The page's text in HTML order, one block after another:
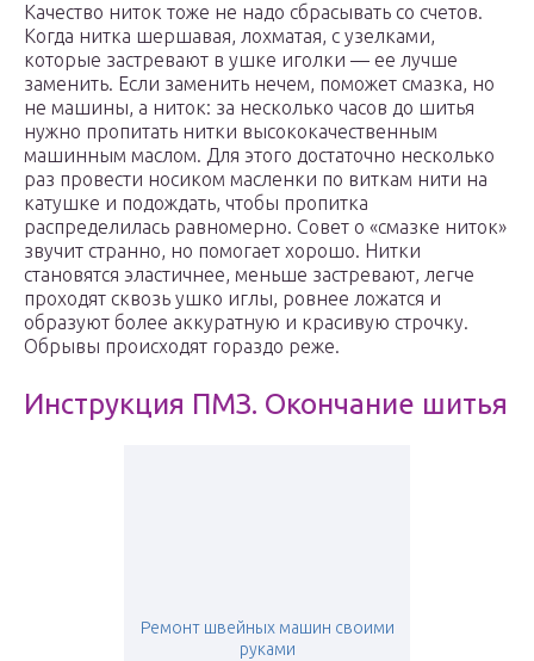
Качество ниток тоже не надо сбрасывать со счетов.
Когда нитка шершавая, лохматая, с узелками,
которые застревают в ушке иголки — ее лучше
заменить. Если заменить нечем, поможет смазка, но
не машины, а ниток: за несколько часов до шитья
нужно пропитать нитки высококачественным
машинным маслом. Для этого достаточно несколько
раз провести носиком масленки по виткам нити на
катушке и подождать, чтобы пропитка
распределилась равномерно. Совет о «смазке ниток»
звучит странно, но помогает хорошо. Нитки
становятся эластичнее, меньше застревают, легче
проходят сквозь ушко иглы, ровнее ложатся и
образуют более аккуратную и красивую строчку.
Обрывы происходят гораздо реже.
Инструкция ПМЗ. Окончание шитья
Ремонт швейных машин своими
руками